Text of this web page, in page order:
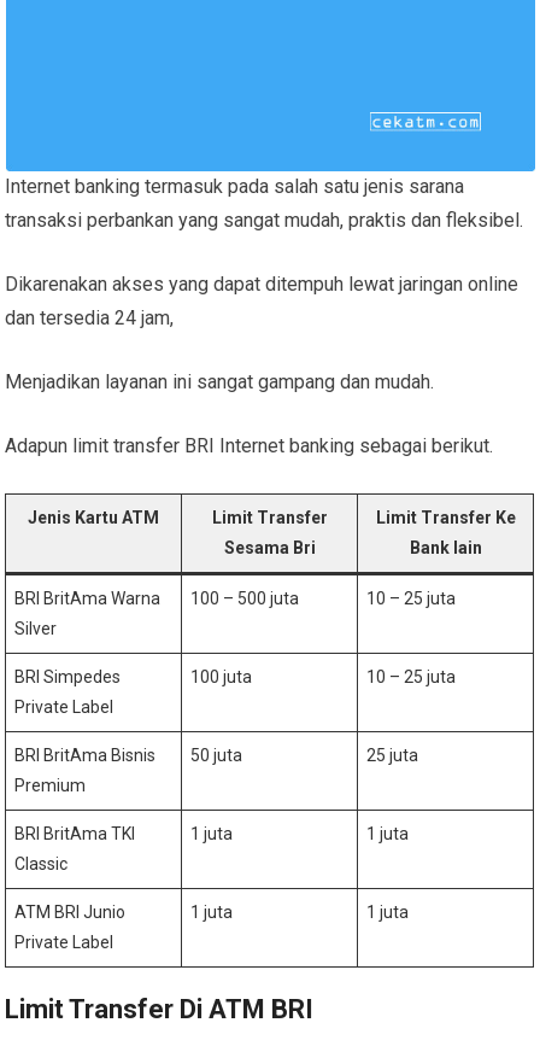
Internet banking termasuk pada salah satu jenis sarana
transaksi perbankan yang sangat mudah, praktis dan fleksibel.
Dikarenakan akses yang dapat ditempuh lewat jaringan online
dan tersedia 24 jam,
Menjadikan layanan ini sangat gampang dan mudah.
Adapun limit transfer BRI Internet banking sebagai berikut.
Jenis Kartu ATM
Limit Transfer
Sesama Bri
Limit Transfer Ke
Bank lain
BRI BritAma Warna
Silver
100 – 500 juta 10 – 25 juta
BRI Simpedes
Private Label
100 juta 10 – 25 juta
BRI BritAma Bisnis
Premium
50 juta 25 juta
BRI BritAma TKI
Classic
1 juta 1 juta
ATM BRI Junio
Private Label
1 juta 1 juta
Limit Transfer Di ATM BRI